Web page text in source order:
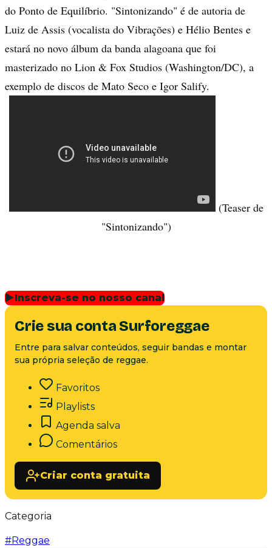
do Ponto de Equilíbrio. "Sintonizando" é de autoria de
Luiz de Assis (vocalista do Vibrações) e Hélio Bentes e
estará no novo álbum da banda alagoana que foi
masterizado no Lion & Fox Studios (Washington/DC), a
exemplo de discos de Mato Seco e Igor Salify.
(Teaser de
"Sintonizando")
▶Inscreva-se no nosso canal
Crie sua conta Surforeggae
Entre para salvar conteúdos, seguir bandas e montar
sua própria seleção de reggae.
Favoritos
Playlists
Agenda salva
Comentários
Criar conta gratuita
Categoria
#Reggae